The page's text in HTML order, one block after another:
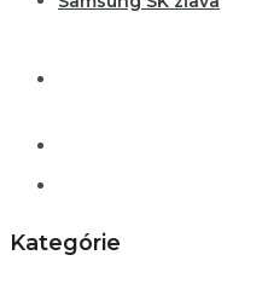
Kategórie